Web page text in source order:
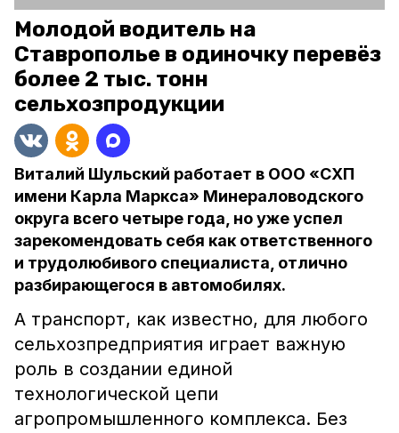
Молодой водитель на
Ставрополье в одиночку перевёз
более 2 тыс. тонн
сельхозпродукции
Виталий Шульский работает в ООО «СХП
имени Карла Маркса» Минераловодского
округа всего четыре года, но уже успел
зарекомендовать себя как ответственного
и трудолюбивого специалиста, отлично
разбирающегося в автомобилях.
А транспорт, как известно, для любого
сельхозпредприятия играет важную
роль в создании единой
технологической цепи
агропромышленного комплекса. Без